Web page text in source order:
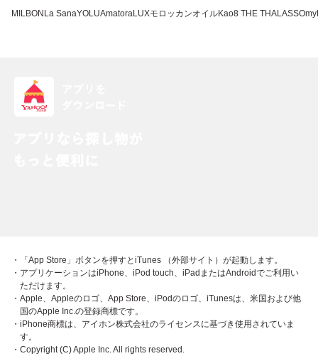
MILBON La SanaYOLUAmatoraLUXモロッカンオイルKao8 THE THALASSO
・「App Store」ボタンを押すとiTunes （外部サイト）が起動します。
・アプリケーションはiPhone、iPod touch、iPadまたはAndroidでご利用い
ただけます。
・Apple、Appleのロゴ、App Store、iPodのロゴ、iTunesは、米国および他
国のApple Inc.の登録商標です。
・iPhone商標は、アイホン株式会社のライセンスに基づき使用されていま
す。
・Copyright (C) Apple Inc. All rights reserved.